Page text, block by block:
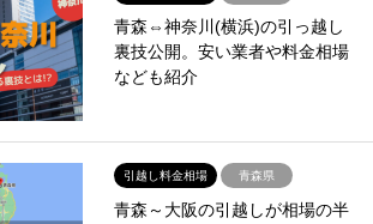
青森⇔神奈川(横浜)の引っ越し
裏技公開。安い業者や料金相場
なども紹介
引越し料金相場 青森県
青森～大阪の引越しが相場の半